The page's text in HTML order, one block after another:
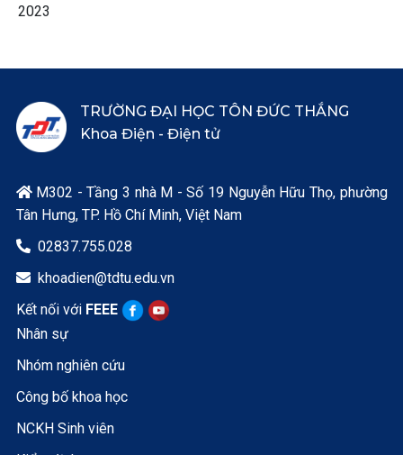
2023
TRƯỜNG ĐẠI HỌC TÔN ĐỨC THẮNG
Khoa Điện - Điện tử
M302 - Tầng 3 nhà M - Số 19 Nguyễn Hữu Thọ, phường
Tân Hưng, TP. Hồ Chí Minh, Việt Nam
 02837.755.028
 khoadien@tdtu.edu.vn
Kết nối với FEEE
Nhân sự
Nhóm nghiên cứu
Công bố khoa học
NCKH Sinh viên